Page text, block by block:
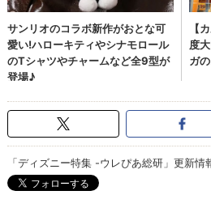
「ディズニー特集 -ウレぴあ総研」更新情